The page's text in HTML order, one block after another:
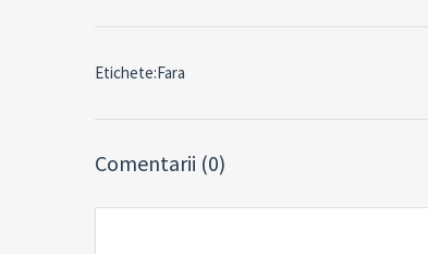
Etichete:Fara
Comentarii (0)